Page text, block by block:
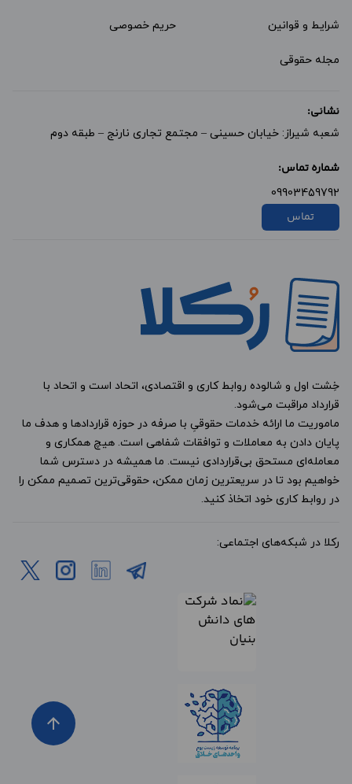
شرایط و قوانین حریم خصوصی
مجله حقوقی
نشانی:
شعبه شیراز: خیابان حسینی – مجتمع تجاری نارنج – طبقه دوم
شماره تماس:
09903459792
تماس
خِشت اول و شالوده روابط کاری و اقتصادی، اتحاد است و اتحاد با
قرارداد مراقبت می‌شود.
ماموریت ما ارائه خدمات حقوقیِ با صرفه در حوزه قراردادها و هدف ما
پایان دادن به معاملات و توافقات شفاهی است. هیچ همکاری و
معامله‌ای مستحق بی‌قراردادی نیست. ما همیشه در دسترس شما
خواهیم بود تا در سریعترین زمان ممکن، حقوقی‌ترین تصمیم ممکن را
در روابط کاری خود اتخاذ کنید.
رکلا در شبکه‌های اجتماعی:
arrow_upward